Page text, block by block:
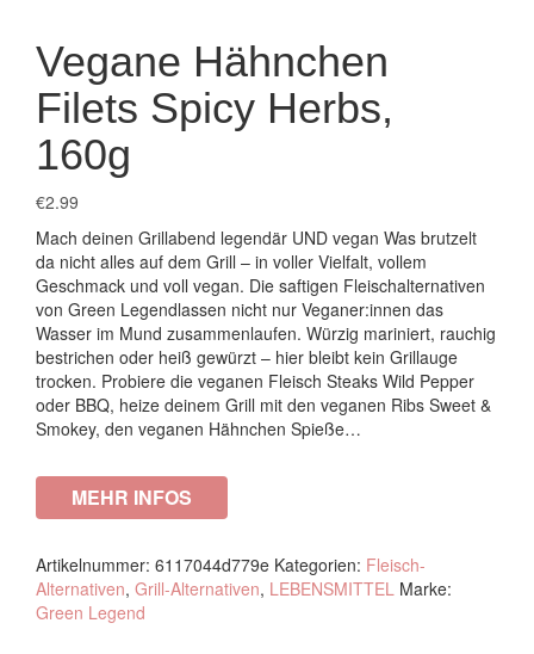
Vegane Hähnchen
Filets Spicy Herbs,
160g
€2.99
Mach deinen Grillabend legendär UND vegan Was brutzelt
da nicht alles auf dem Grill – in voller Vielfalt, vollem
Geschmack und voll vegan. Die saftigen Fleischalternativen
von Green Legendlassen nicht nur Veganer:innen das
Wasser im Mund zusammenlaufen. Würzig mariniert, rauchig
bestrichen oder heiß gewürzt – hier bleibt kein Grillauge
trocken. Probiere die veganen Fleisch Steaks Wild Pepper
oder BBQ, heize deinem Grill mit den veganen Ribs Sweet &
Smokey, den veganen Hähnchen Spieße…
MEHR INFOS
Artikelnummer: 6117044d779e Kategorien: Fleisch-
Alternativen, Grill-Alternativen, LEBENSMITTEL Marke:
Green Legend